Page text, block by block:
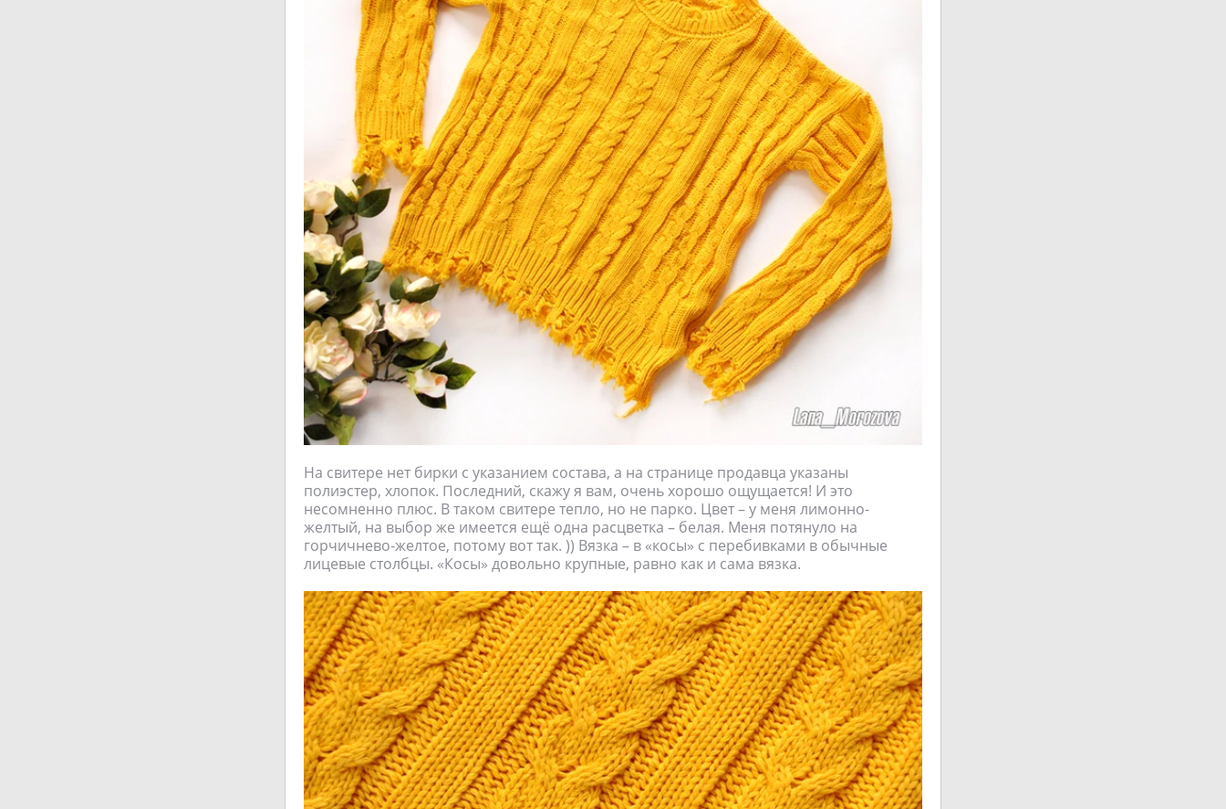
На свитере нет бирки с указанием состава, а на странице продавца указаны
полиэстер, хлопок. Последний, скажу я вам, очень хорошо ощущается! И это
несомненно плюс. В таком свитере тепло, но не парко. Цвет – у меня лимонно-
желтый, на выбор же имеется ещё одна расцветка – белая. Меня потянуло на
горчичнево-желтое, потому вот так. )) Вязка – в «косы» с перебивками в обычные
лицевые столбцы. «Косы» довольно крупные, равно как и сама вязка.